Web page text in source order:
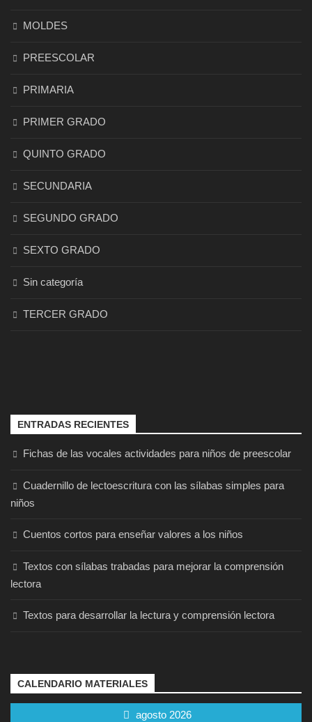
MOLDES
PREESCOLAR
PRIMARIA
PRIMER GRADO
QUINTO GRADO
SECUNDARIA
SEGUNDO GRADO
SEXTO GRADO
Sin categoría
TERCER GRADO
ENTRADAS RECIENTES
Fichas de las vocales actividades para niños de preescolar
Cuadernillo de lectoescritura con las sílabas simples para
niños
Cuentos cortos para enseñar valores a los niños
Textos con sílabas trabadas para mejorar la comprensión
lectora
Textos para desarrollar la lectura y comprensión lectora
CALENDARIO MATERIALES
agosto 2026